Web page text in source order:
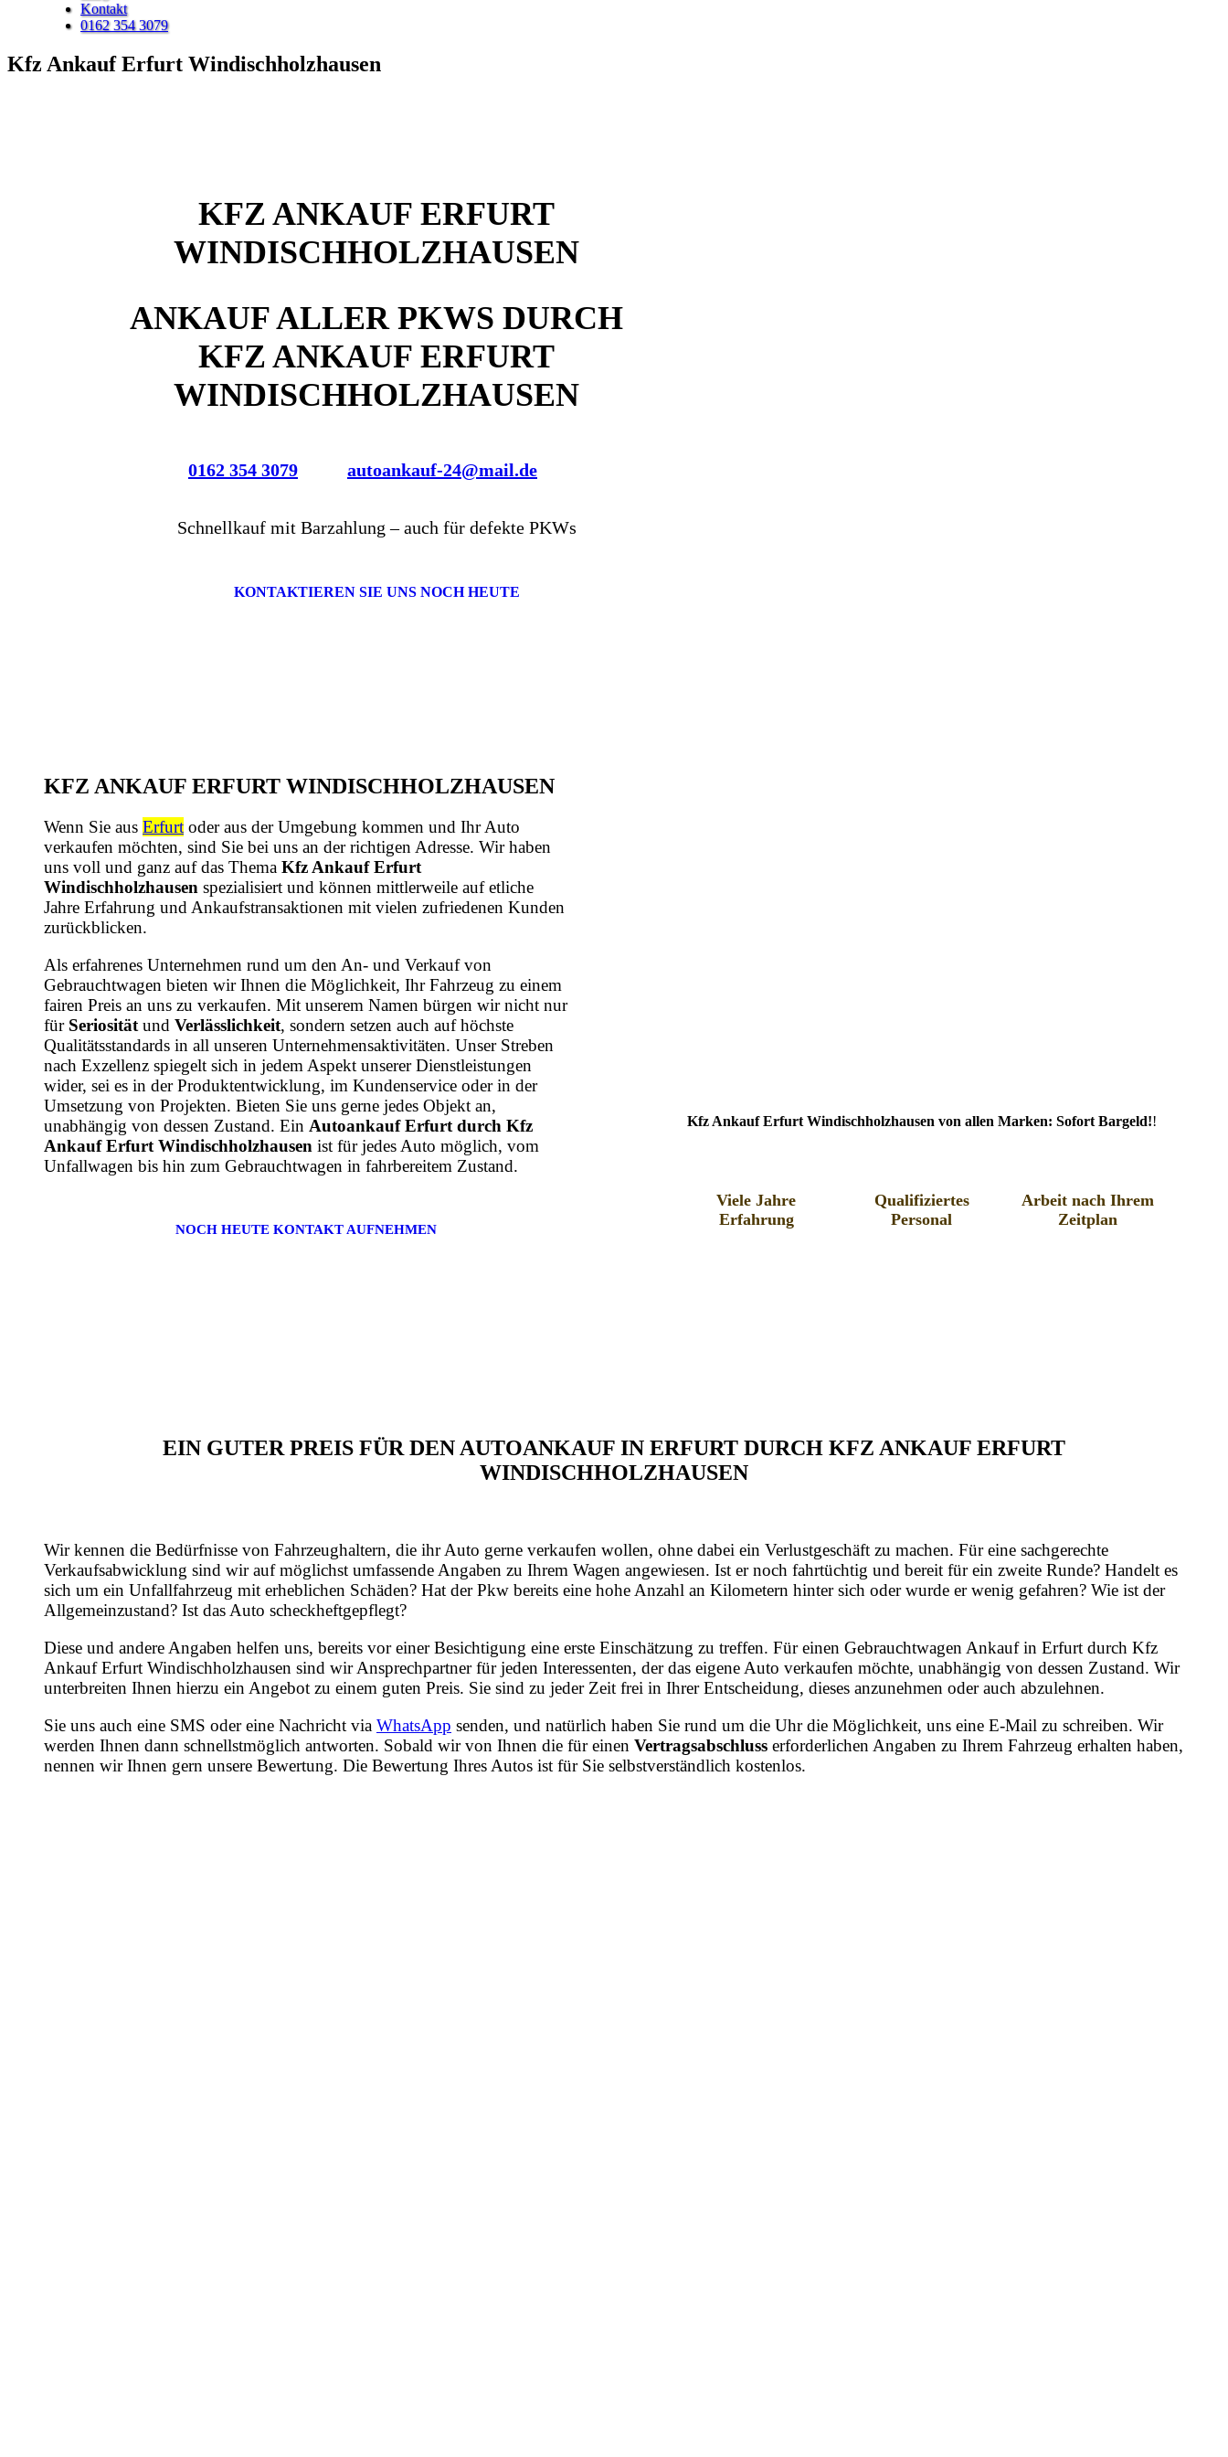
Kontakt
0162 354 3079
Kfz Ankauf Erfurt Windischholzhausen
KFZ ANKAUF ERFURT
WINDISCHHOLZHAUSEN
ANKAUF ALLER PKWS DURCH
KFZ ANKAUF ERFURT
WINDISCHHOLZHAUSEN
0162 354 3079 autoankauf-24@mail.de
Schnellkauf mit Barzahlung – auch für defekte PKWs
KONTAKTIEREN SIE UNS NOCH HEUTE
KFZ ANKAUF ERFURT WINDISCHHOLZHAUSEN
Wenn Sie aus Erfurt oder aus der Umgebung kommen und Ihr Auto
verkaufen möchten, sind Sie bei uns an der richtigen Adresse. Wir haben
uns voll und ganz auf das Thema Kfz Ankauf Erfurt
Windischholzhausen spezialisiert und können mittlerweile auf etliche
Jahre Erfahrung und Ankaufstransaktionen mit vielen zufriedenen Kunden
zurückblicken.
Als erfahrenes Unternehmen rund um den An- und Verkauf von
Gebrauchtwagen bieten wir Ihnen die Möglichkeit, Ihr Fahrzeug zu einem
fairen Preis an uns zu verkaufen. Mit unserem Namen bürgen wir nicht nur
für Seriosität und Verlässlichkeit, sondern setzen auch auf höchste
Qualitätsstandards in all unseren Unternehmensaktivitäten. Unser Streben
nach Exzellenz spiegelt sich in jedem Aspekt unserer Dienstleistungen
wider, sei es in der Produktentwicklung, im Kundenservice oder in der
Umsetzung von Projekten. Bieten Sie uns gerne jedes Objekt an,
unabhängig von dessen Zustand. Ein Autoankauf Erfurt durch Kfz
Ankauf Erfurt Windischholzhausen ist für jedes Auto möglich, vom
Unfallwagen bis hin zum Gebrauchtwagen in fahrbereitem Zustand.
NOCH HEUTE KONTAKT AUFNEHMEN
Kfz Ankauf Erfurt Windischholzhausen von allen Marken: Sofort Bargeld!!
Viele Jahre
Erfahrung
Qualifiziertes
Personal
Arbeit nach Ihrem
Zeitplan
EIN GUTER PREIS FÜR DEN AUTOANKAUF IN ERFURT DURCH KFZ ANKAUF ERFURT
WINDISCHHOLZHAUSEN
Wir kennen die Bedürfnisse von Fahrzeughaltern, die ihr Auto gerne verkaufen wollen, ohne dabei ein Verlustgeschäft zu machen. Für eine sachgerechte
Verkaufsabwicklung sind wir auf möglichst umfassende Angaben zu Ihrem Wagen angewiesen. Ist er noch fahrtüchtig und bereit für ein zweite Runde? Handelt es
sich um ein Unfallfahrzeug mit erheblichen Schäden? Hat der Pkw bereits eine hohe Anzahl an Kilometern hinter sich oder wurde er wenig gefahren? Wie ist der
Allgemeinzustand? Ist das Auto scheckheftgepflegt?
Diese und andere Angaben helfen uns, bereits vor einer Besichtigung eine erste Einschätzung zu treffen. Für einen Gebrauchtwagen Ankauf in Erfurt durch Kfz
Ankauf Erfurt Windischholzhausen sind wir Ansprechpartner für jeden Interessenten, der das eigene Auto verkaufen möchte, unabhängig von dessen Zustand. Wir
unterbreiten Ihnen hierzu ein Angebot zu einem guten Preis. Sie sind zu jeder Zeit frei in Ihrer Entscheidung, dieses anzunehmen oder auch abzulehnen.
Sie uns auch eine SMS oder eine Nachricht via WhatsApp senden, und natürlich haben Sie rund um die Uhr die Möglichkeit, uns eine E-Mail zu schreiben. Wir
werden Ihnen dann schnellstmöglich antworten. Sobald wir von Ihnen die für einen Vertragsabschluss erforderlichen Angaben zu Ihrem Fahrzeug erhalten haben,
nennen wir Ihnen gern unsere Bewertung. Die Bewertung Ihres Autos ist für Sie selbstverständlich kostenlos.